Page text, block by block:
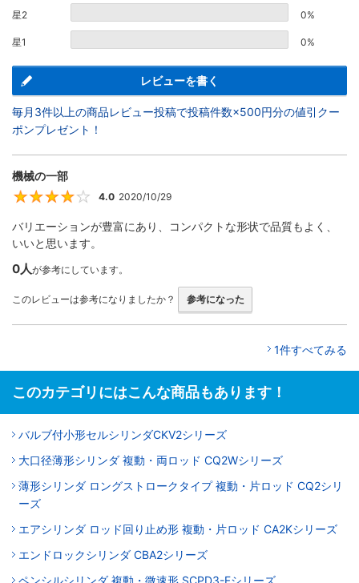
星2 0%
星1 0%
レビューを書く
毎月3件以上の商品レビュー投稿で投稿件数×500円分の値引クー
ポンプレゼント！
機械の一部
4
4.0 2020/10/29
バリエーションが豊富にあり、コンパクトな形状で品質もよく、
いいと思います。
0人が参考にしています。
このレビューは参考になりましたか？ 参考になった
1件すべてみる
このカテゴリにはこんな商品もあります！
バルブ付小形セルシリンダCKV2シリーズ
大口径薄形シリンダ 複動・両ロッド CQ2Wシリーズ
薄形シリンダ ロングストロークタイプ 複動・片ロッド CQ2シリ
ーズ
エアシリンダ ロッド回り止め形 複動・片ロッド CA2Kシリーズ
エンドロックシリンダ CBA2シリーズ
ペンシルシリンダ 複動・微速形 SCPD3-Fシリーズ